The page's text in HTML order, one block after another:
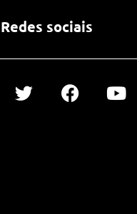
Redes sociais